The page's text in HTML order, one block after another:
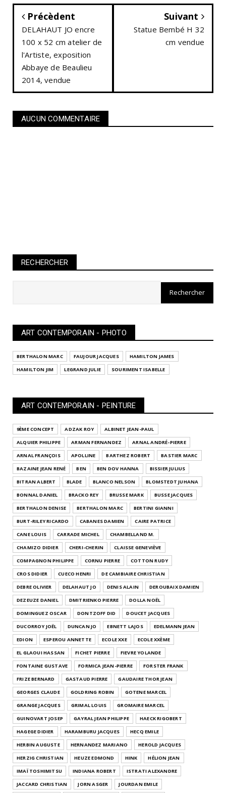
Précèdent
DELAHAUT JO encre
100 x 52 cm atelier de
l'Artiste, exposition
Abbaye de Beaulieu
2014, vendue
Suivant
Statue Bembé H 32
cm vendue
AUCUN COMMENTAIRE
RECHERCHER
ART CONTEMPORAIN - PHOTO
BERTHALON MARC FAUJOUR JACQUES
HAMILTON JAMES
HAMILTON JIM
LEGRAND JULIE SOURIMENT ISABELLE
ART CONTEMPORAIN - PEINTURE
9ÈME CONCEPT ADZAK ROY
ALBINET JEAN-PAUL
ALQUIER PHILIPPE
ARMAN FERNANDEZ
ARNAL ANDRÉ-PIERRE
ARNAL FRANÇOIS
APOLLINE BARTHEZ ROBERT
BASTIER MARC
BAZAINE JEAN RENÉ
BEN BEN DOV HANNA
BISSIER JULIUS
BITRAN ALBERT
BLADE BLANCO NELSON
BLOMSTEDT JUHANA
BONNAL DANIEL
BRACKO REY BRUSSE MARK
BUSSE JACQUES
BERTHALON DENISE
BERTHALON MARC
BERTINI GIANNI
BURT-RILEY RICARDO
CABANES DAMIEN
CAIRE PATRICE
CANE LOUIS
CARRADE MICHEL
CHAMBELLAND M.
CHAMIZO DIDIER
CHERI-CHERIN
CLAISSE GENEVIÈVE
COMPAGNON PHILIPPE
CORNU PIERRE
COTTON RUDY
CROS DIDIER
CUECO HENRI
DE CAMBIAIRE CHRISTIAN
DEBRE OLIVIER
DELAHAUT JO DENIS ALAIN
DEROUBAIX DAMIEN
DEZEUZE DANIEL
DMITRIENKO PIERRE
DOLLA NOËL
DOMINGUEZ OSCAR
DONTZOFF DID
DOUCET JACQUES
DUCORROY JOËL
DUNCAN JO EBNETT LAJOS
EDELMANN JEAN
EDION
ESPEROU ANNETTE ECOLE XXE
ECOLE XXÈME
EL GLAOUI HASSAN
FICHET PIERRE
FIEVRE YOLANDE
FONTAINE GUSTAVE
FORMICA JEAN-PIERRE
FORSTER FRANK
FRIZE BERNARD
GASTAUD PIERRE
GAUDAIRE THOR JEAN
GEORGES CLAUDE
GOLDRING ROBIN
GOTENE MARCEL
GRANGE JACQUES
GRIMAL LOUIS
GROMAIRE MARCEL
GUINOVART JOSEP
GAYRAL JEAN PHILIPPE
HAECK RIGOBERT
HAGEGE DIDIER
HARAMBURU JACQUES
HECQ EMILE
HERBIN AUGUSTE
HERNANDEZ MARIANO
HEROLD JACQUES
HERZIG CHRISTIAN
HEUZE EDMOND HINK
HÉLION JEAN
IMAÏ TOSHIMITSU
INDIANA ROBERT
ISTRATI ALEXANDRE
JACCARD CHRISTIAN
JORN ASGER
JOURDAN EMILE